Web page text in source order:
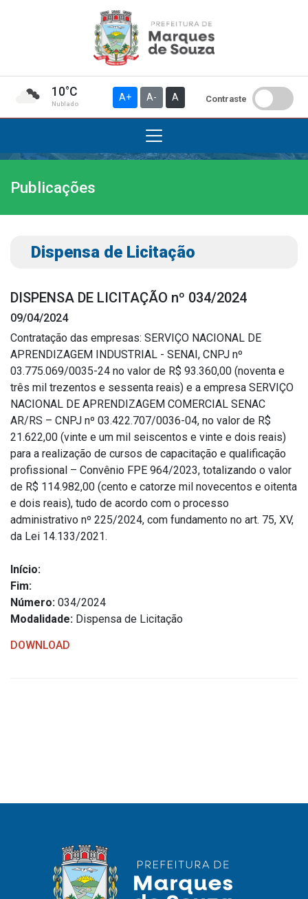
10°C
Nublado
A+ A- A Contraste
Institucional
A Prefeitura
Gabinete do Vice-prefeito
Símbolos Oficiais
Estrutura Organizacional
Secretarias
Administração
Agricultura e Meio Ambiente
Assistência Social
Educação, Cultura, Desporto e Turismo
Obras
Saúde
Serviços
Diário Oficial (Até 30/04)
Recursos Humanos
Processo Seletivo
Publicações
Dispensa de Licitação
DISPENSA DE LICITAÇÃO nº 034/2024
09/04/2024
Contratação das empresas: SERVIÇO NACIONAL DE
APRENDIZAGEM INDUSTRIAL - SENAI, CNPJ nº
03.775.069/0035-24 no valor de R$ 93.360,00 (noventa e
três mil trezentos e sessenta reais) e a empresa SERVIÇO
NACIONAL DE APRENDIZAGEM COMERCIAL SENAC
AR/RS – CNPJ nº 03.422.707/0036-04, no valor de R$
21.622,00 (vinte e um mil seiscentos e vinte e dois reais)
para a realização de cursos de capacitação e qualificação
profissional – Convênio FPE 964/2023, totalizando o valor
de R$ 114.982,00 (cento e catorze mil novecentos e oitenta
e dois reais), tudo de acordo com o processo
administrativo nº 225/2024, com fundamento no art. 75, XV,
da Lei 14.133/2021.
Início:
Fim:
Número: 034/2024
Modalidade: Dispensa de Licitação
DOWNLOAD